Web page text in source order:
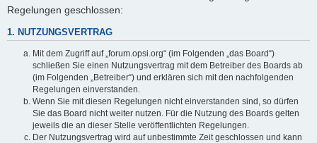
Regelungen geschlossen:
1. NUTZUNGSVERTRAG
Mit dem Zugriff auf „forum.opsi.org“ (im Folgenden „das Board“)
schließen Sie einen Nutzungsvertrag mit dem Betreiber des Boards ab
(im Folgenden „Betreiber“) und erklären sich mit den nachfolgenden
Regelungen einverstanden.
Wenn Sie mit diesen Regelungen nicht einverstanden sind, so dürfen
Sie das Board nicht weiter nutzen. Für die Nutzung des Boards gelten
jeweils die an dieser Stelle veröffentlichten Regelungen.
Der Nutzungsvertrag wird auf unbestimmte Zeit geschlossen und kann